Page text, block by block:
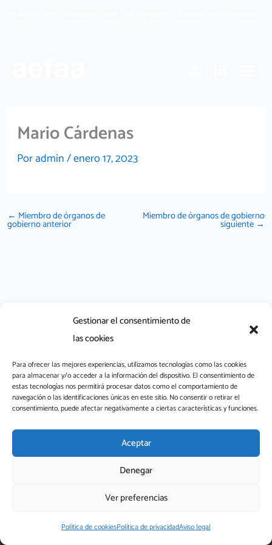
Gestionar el consentimiento de
las cookies
Para ofrecer las mejores experiencias, utilizamos tecnologías como las cookies
para almacenar y/o acceder a la información del dispositivo. El consentimiento de
estas tecnologías nos permitirá procesar datos como el comportamiento de
navegación o las identificaciones únicas en este sitio. No consentir o retirar el
consentimiento, puede afectar negativamente a ciertas características y funciones.
Aceptar
Denegar
Ver preferencias
Política de cookiesPolítica de privacidadAviso legal
Mario Cárdenas
Poradmin/enero 17, 2023
← Miembro de órganos de
gobierno anterior
Miembro de órganos de gobierno
siguiente →
L
i
n
k
d
aefaa@aefaa.com
Aviso legal
Política de privacidad
Política de cookies
Alimentarios, Todos los derechos reservados